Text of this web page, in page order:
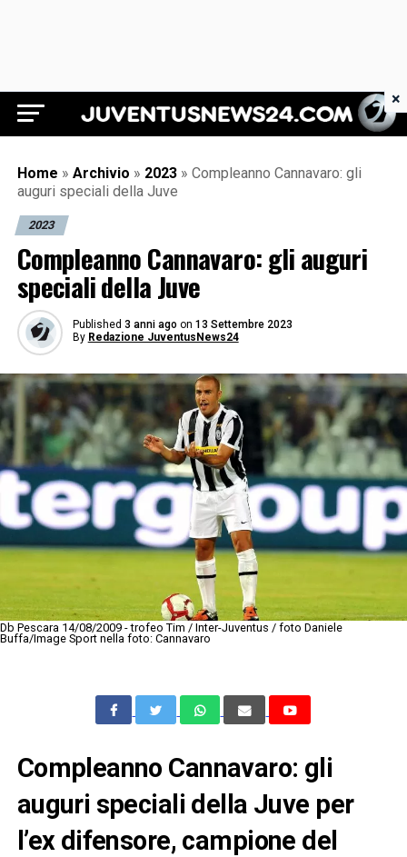
Juventus News 24
Home » Archivio » 2023 » Compleanno Cannavaro: gli
auguri speciali della Juve
2023
Compleanno Cannavaro: gli auguri
speciali della Juve
Published 3 anni ago on 13 Settembre 2023
By Redazione JuventusNews24
Db Pescara 14/08/2009 - trofeo Tim / Inter-Juventus / foto Daniele
Buffa/Image Sport nella foto: Cannavaro
Compleanno Cannavaro: gli
auguri speciali della Juve per
l’ex difensore, campione del
×